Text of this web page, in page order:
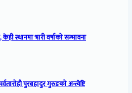
स्थानमा भारी वर्षाको सम्भावना
पुरबहादुर गुरुङको अन्त्येष्टि